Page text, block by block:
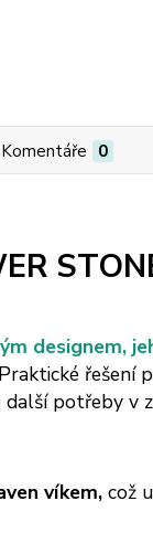
Komentáře 0
designem,
Praktické řešení
potřeby v
víkem,což